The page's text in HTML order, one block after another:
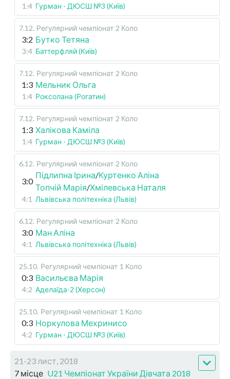
1:4 Гурман - ДЮСШ №3 (Київ)
7.12. Регулярний чемпіонат 2 Коло
3:2 Бутко Тетяна
3:4 Баттерфляй (Київ)
7.12. Регулярний чемпіонат 2 Коло
1:3 Мельник Ольга
1:4 Роксолана (Рогатин)
7.12. Регулярний чемпіонат 2 Коло
1:3 Халікова Каміла
1:4 Гурман - ДЮСШ №3 (Київ)
6.12. Регулярний чемпіонат 2 Коло
3:0
Підлипна Ірина/Куртенко Аліна
Топчій Марія/Хмілевська Наталя
4:1 Львівська політехніка (Львів)
6.12. Регулярний чемпіонат 2 Коло
3:0 Ман Аліна
4:1 Львівська політехніка (Львів)
25.10. Регулярний чемпіонат 1 Коло
0:3 Васильєва Марія
4:2 Аделаїда-2 (Херсон)
25.10. Регулярний чемпіонат 1 Коло
0:3 Норкулова Мехринисо
4:2 Гурман - ДЮСШ №3 (Київ)
21-23 лист, 2018
7 місце U21 Чемпіонат України Дівчата 2018